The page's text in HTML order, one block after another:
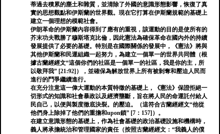
蒂過去積累的塵土和雜質，並清除了外國的意識形態影響，恢復了真
實的思想觀點和伊斯蘭的世界觀。現在它打算在伊斯蘭規範的基礎上
建立一個理想的模範社會。
伊朗革命的伊斯蘭內容得到了應有的重視，該運動的目的是使所有的
芥末功夫戰勝了穆斯塔克比倫，因此憲法為確保革命在國內外的持續
發展提供了必要的基礎。特別是在國際關係的發展中，《憲法》將與
其他伊斯蘭和民運組織一起努力，為建立一個單一的世界共同體（根
據古蘭經經文“這個你們的社區是一個單一的社區，我是你的主，所
以敬拜我” [21:92]），並確保為解放世界上所有被剝奪和壓迫人民而
進行的鬥爭繼續進行。
在充分注意這一偉大運動的本質特徵的基礎上，《憲法》保證拒絕一
切形式的知識和社會暴政以及經濟壟斷，旨在將人民的命運託付給人
民自己，以便與製度徹底決裂。的壓迫。（這符合古蘭經經文“他從
他們身上除掉了他們的重擔和upon鎖” [7：157]）。
在建立意識形態的基礎上，作為社會基礎的政治基礎設施和機構時，
義人將承擔統治和管理國家的責任（按照古蘭經經文：“我義人的僕